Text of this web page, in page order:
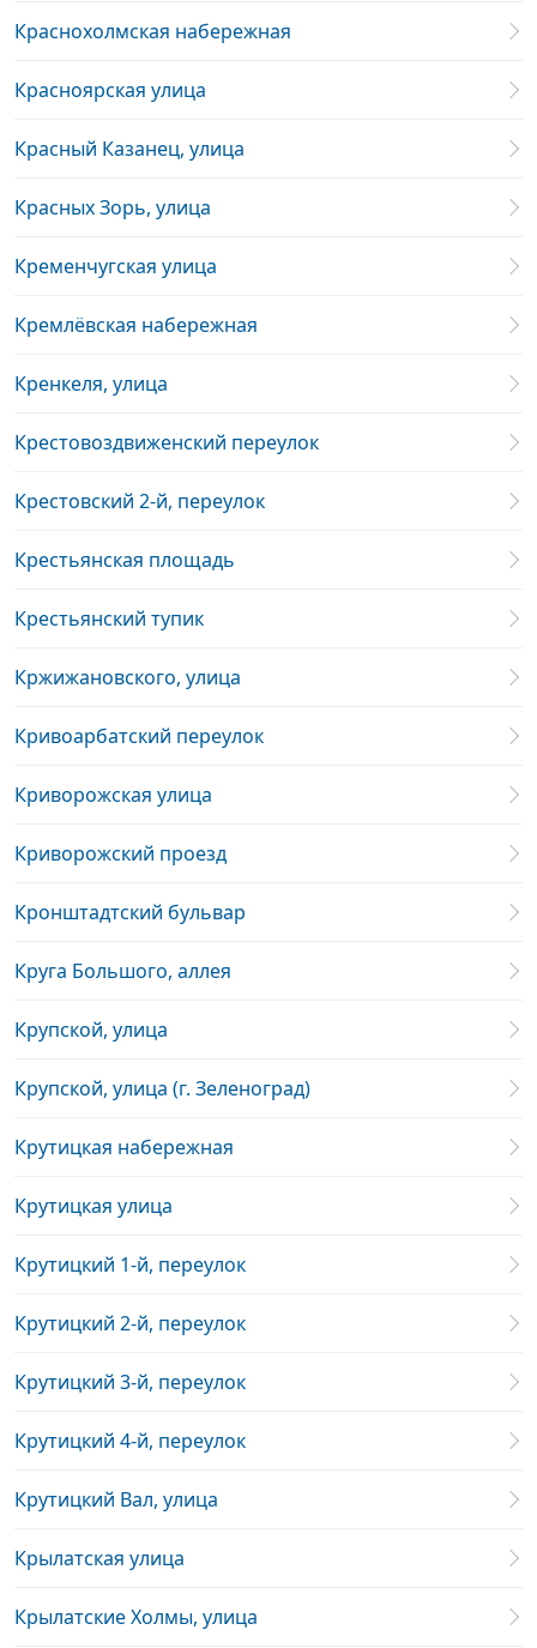
Краснохолмская набережная
Красноярская улица
Красный Казанец, улица
Красных Зорь, улица
Кременчугская улица
Кремлёвская набережная
Кренкеля, улица
Крестовоздвиженский переулок
Крестовский 2-й, переулок
Крестьянская площадь
Крестьянский тупик
Кржижановского, улица
Кривоарбатский переулок
Криворожская улица
Криворожский проезд
Кронштадтский бульвар
Круга Большого, аллея
Крупской, улица
Крупской, улица (г. Зеленоград)
Крутицкая набережная
Крутицкая улица
Крутицкий 1-й, переулок
Крутицкий 2-й, переулок
Крутицкий 3-й, переулок
Крутицкий 4-й, переулок
Крутицкий Вал, улица
Крылатская улица
Крылатские Холмы, улица